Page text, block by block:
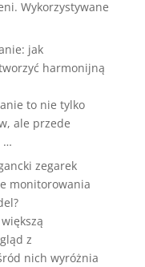
Wykorzystywane
jak
harmonijną
to nie tylko
ale przede
…
zegarek
monitorowania
z
nich wyróżnia